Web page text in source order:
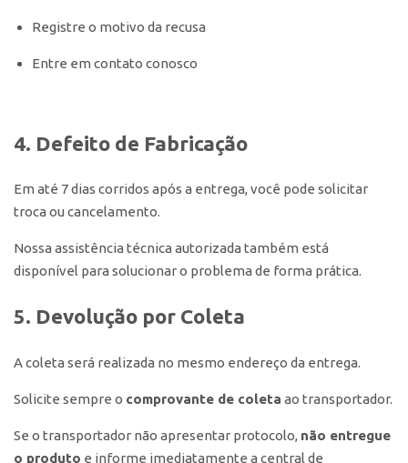
Registre o motivo da recusa
Entre em contato conosco
4. Defeito de Fabricação
Em até 7 dias corridos após a entrega, você pode solicitar
troca ou cancelamento.
Nossa assistência técnica autorizada também está
disponível para solucionar o problema de forma prática.
5. Devolução por Coleta
A coleta será realizada no mesmo endereço da entrega.
Solicite sempre o comprovante de coleta ao transportador.
Se o transportador não apresentar protocolo, não entregue
o produto e informe imediatamente a central de